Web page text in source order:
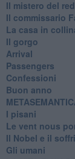
Il mistero del
Il commissario
La casa in
Il gorgo
Arrival
Passengers
Confessioni
Buon anno
I pisani
Le vent nous
Il Nobel e il
Gli umani